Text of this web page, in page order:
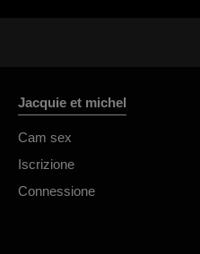
Jacquie et michel
Cam sex
Iscrizione
Connessione